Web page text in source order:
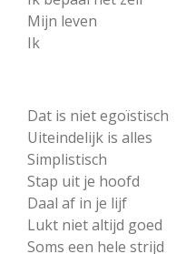
Mijn leven
Ik
Dat is niet egoïstisch
Uiteindelijk is alles
Simplistisch
Stap uit je hoofd
Daal af in je lijf
Lukt niet altijd goed
Soms een hele strijd